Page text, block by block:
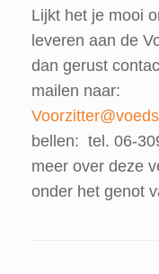
Lijkt het je mooi
leveren aan de
dan gerust
mailen naar:
bellen: tel. 06-
meer over deze
onder het genot